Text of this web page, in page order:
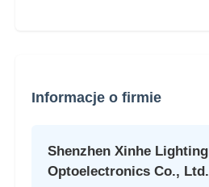
Informacje o firmie
Shenzhen Xinhe Lighting
Optoelectronics Co., Ltd.